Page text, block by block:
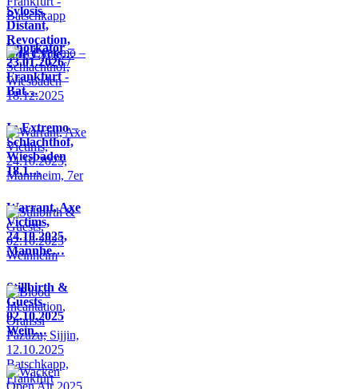
Sylosis,
Distant,
Revocation,
Life Cycle…
Knorkator –
23.01.2026 /
Frankfurt -
Bat…
In Extremo –
Schlachthof,
Wiesbaden
18.1…
Warrant, Axe
Victims,
24.10.2025,
Mannhe…
Stillbirth &
Guests,
02.10.2025
Wein…